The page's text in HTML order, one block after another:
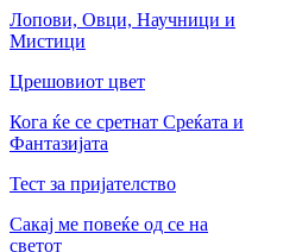
Лопови, Овци, Научници и
Мистици
Црешовиот цвет
Кога ќе се сретнат Среќата и
Фантазијата
Тест за пријателство
Сакај ме повеќе од се на
светот